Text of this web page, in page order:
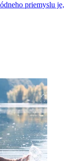
priemyslu je,